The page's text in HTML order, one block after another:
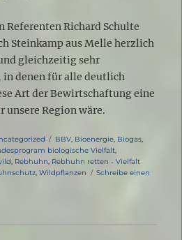
Referenten Richard Schulte
Steinkamp aus Melle herzlich
gleichzeitig sehr
in denen für alle deutlich
Art der Bewirtschaftung eine
unsere Region wäre.
Schlagwörter
BBV, Bioenergie, Biogas,
biologische Vielfalt
Rebhuhn Rebhuhn retten - Vielfalt
,Wildpflanzen
Schreibe einen